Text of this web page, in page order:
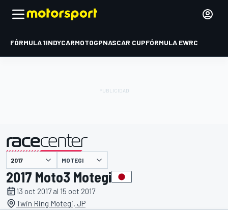
FÓRMULA 1INDYCARMOTOGPNASCAR CUPFÓRMULA EWRC
presentado por MOTEGI
2017 Moto3 Motegi
13 oct 2017 al 15 oct 2017
Twin Ring Motegi, JP